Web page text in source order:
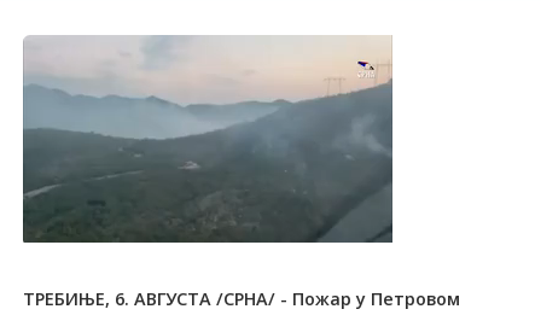
ТРЕБИЊЕ, 6. АВГУСТА /СРНА/ - Пожар у Петровом